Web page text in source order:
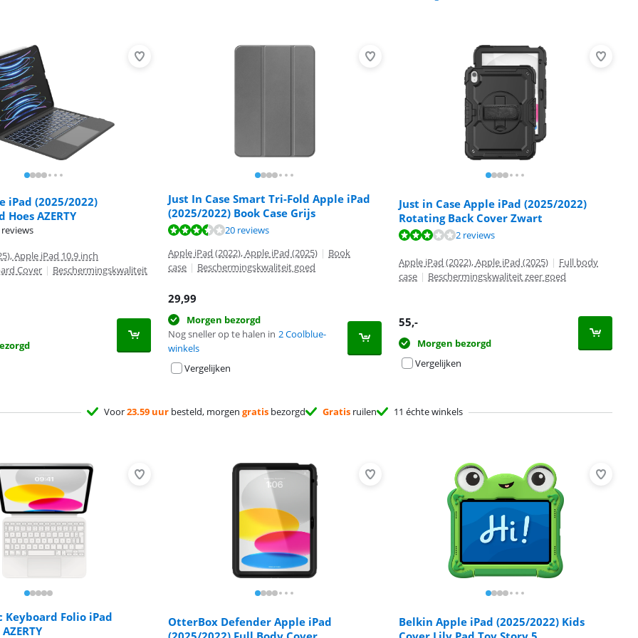
iPad (2025/2022)
AZERTY
Apple iPad 10.9 inch
Cover | Beschermingskwaliteit
Just In Case Smart Tri-Fold Apple iPad
(2025/2022) Book Case Grijs
van de 10, gebaseerd op 20 reviews.
20 reviews
Apple iPad (2022), Apple iPad (2025) | Book
case | Beschermingskwaliteit goed
29,99
Morgen bezorgd
Nog sneller op te halen in 2 Coolblue-
winkels
Vergelijken
Just in Case Apple iPad (2025/2022)
Rotating Back Cover Zwart
van de 10, gebaseerd op 2 reviews. 2 reviews
Apple iPad (2022), Apple iPad (2025) | Full body
case | Beschermingskwaliteit zeer goed
55,-
Morgen bezorgd
Vergelijken
Voor23.59 uur besteld, morgen gratis bezorgd Gratis ruilen 11 échte winkels
Keyboard Folio iPad
OtterBox Defender Apple iPad
Belkin Apple iPad (2025/2022) Kids